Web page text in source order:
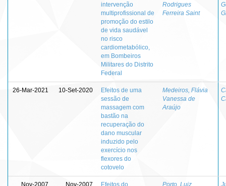
intervenção
multiprofissional de
promoção do estilo
de vida saudável
no risco
cardiometabólico,
em Bombeiros
Militares do Distrito
Federal
Rodrigues
Ferreira Saint
26-Mar-2021 10-Set-2020
Efeitos de uma
sessão de
massagem com
bastão na
recuperação do
dano muscular
induzido pelo
exercício nos
flexores do
cotovelo
Medeiros, Flávia
Vanessa de
Araújo
Nov-2007 Nov-2007
Efeitos do
Porto, Luiz